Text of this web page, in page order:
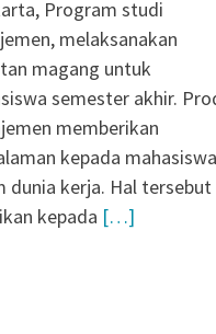
Program studi
melaksanakan
magang untuk
semester akhir.
memberikan
kepada mahasiswa
dunia kerja. Hal tersebut
kepada […]